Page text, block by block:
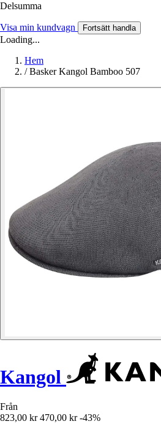
Delsumma
Visa min kundvagn Fortsätt handla
Loading...
Hem
/ Basker Kangol Bamboo 507
Kangol
Från
823,00 kr 470,00 kr -43%